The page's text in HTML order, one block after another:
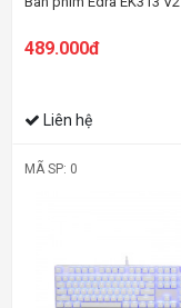
489.000đ
Liên hệ
MÃ SP: 0